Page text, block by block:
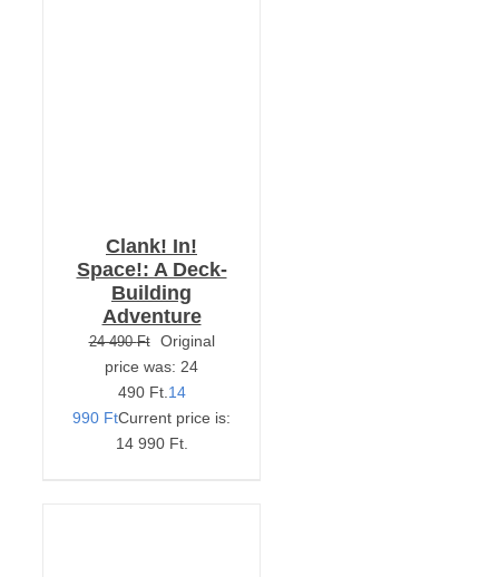
Clank! In!
Space!: A Deck-
Building
Adventure
24 490Ft
Original
price was: 24
490 Ft. 14
990 FtCurrent price is:
14 990 Ft.